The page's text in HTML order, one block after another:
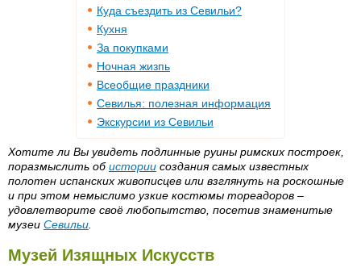
Куда съездить из Севильи?
Кухня
За покупками
Ночная жизпь
Всеобщие праздники
Севилья: полезная информация
Экскурсии из Севильи
Хотите ли Вы увидеть подлинные руины римских построек,
поразмыслить обистории создания самых известных
полотен испанских живописцев или взглянуть на роскошные
и при этом немыслимо узкие костюмы тореадоров –
удовлетворите своё любопытство, посетив знаменитые
музеи Севильи.
Музей Изящных Искусств